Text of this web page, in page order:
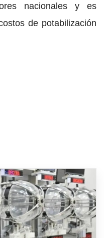
nacionales y es
de potabilización